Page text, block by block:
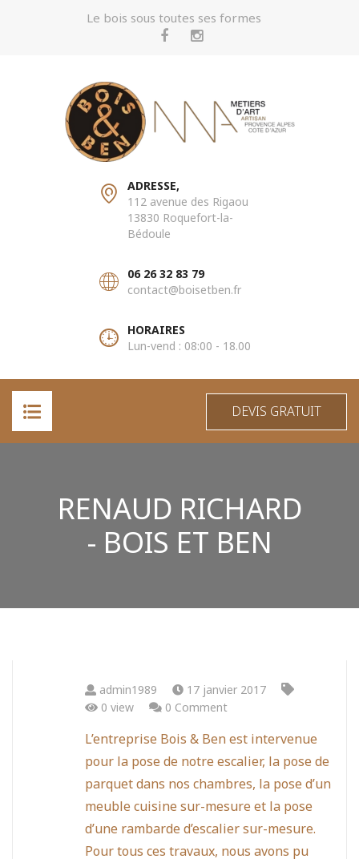
Le bois sous toutes ses formes
ADRESSE,
112 avenue des Rigaou
13830 Roquefort-la-
Bédoule
06 26 32 83 79
contact@boisetben.fr
HORAIRES
Lun-vend : 08:00 - 18.00
A PROPOS
PRESTATIONS
DEVIS GRATUIT
RENAUD RICHARD
- BOIS ET BEN
admin1989
17 janvier 2017
0 view
0 Comment
L’entreprise Bois & Ben est intervenue
pour la pose de notre escalier, la pose de
parquet dans nos chambres, la pose d’un
meuble cuisine sur-mesure et la pose
d’une rambarde d’escalier sur-mesure.
Pour tous ces travaux, nous avons pu